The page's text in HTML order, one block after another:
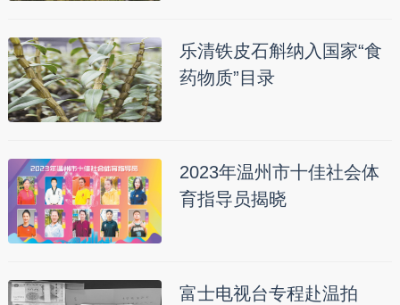
乐清铁皮石斛纳入国家“食
药物质”目录
2023年温州市十佳社会体
育指导员揭晓
富士电视台专程赴温拍